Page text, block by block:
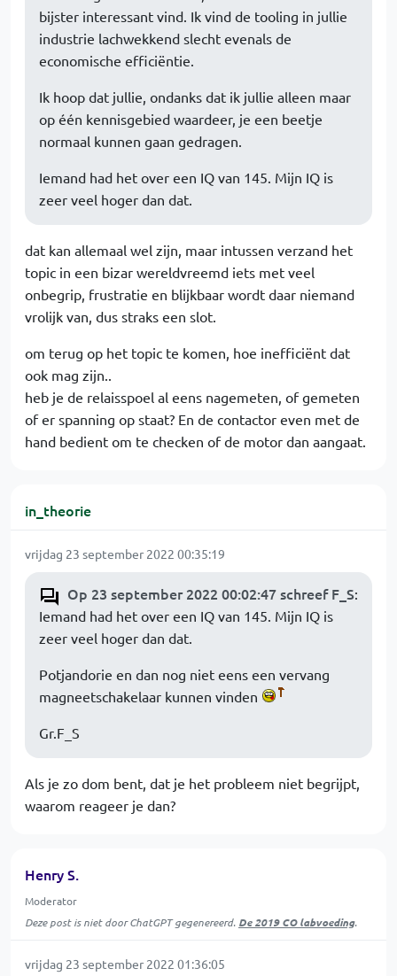
bijster interessant vind. Ik vind de tooling in jullie
industrie lachwekkend slecht evenals de
economische efficiëntie.
Ik hoop dat jullie, ondanks dat ik jullie alleen maar
op één kennisgebied waardeer, je een beetje
normaal kunnen gaan gedragen.
Iemand had het over een IQ van 145. Mijn IQ is
zeer veel hoger dan dat.
dat kan allemaal wel zijn, maar intussen verzand het
topic in een bizar wereldvreemd iets met veel
onbegrip, frustratie en blijkbaar wordt daar niemand
vrolijk van, dus straks een slot.
om terug op het topic te komen, hoe inefficiënt dat
ook mag zijn..
heb je de relaisspoel al eens nagemeten, of gemeten
of er spanning op staat? En de contactor even met de
hand bedient om te checken of de motor dan aangaat.
in_theorie
vrijdag 23 september 2022 00:35:19
Op 23 september 2022 00:02:47 schreef F_S:
Iemand had het over een IQ van 145. Mijn IQ is
zeer veel hoger dan dat.
Potjandorie en dan nog niet eens een vervang
magneetschakelaar kunnen vinden
Gr.F_S
Als je zo dom bent, dat je het probleem niet begrijpt,
waarom reageer je dan?
Henry S.
Moderator
Deze post is niet door ChatGPT gegenereerd. De 2019 CO labvoeding.
vrijdag 23 september 2022 01:36:05